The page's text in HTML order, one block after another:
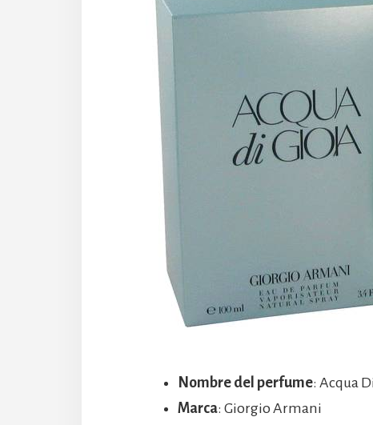
Nombre del perfume: Acqua
Marca: Giorgio Armani